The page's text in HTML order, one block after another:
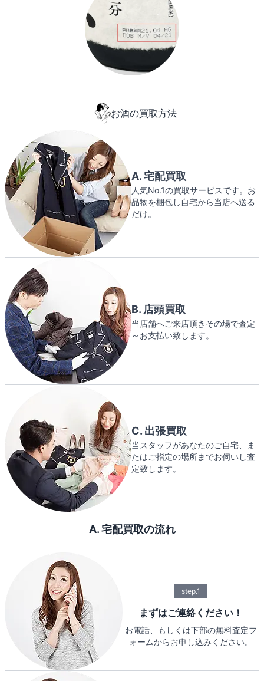
お酒の買取方法
A. 宅配買取
人気No.1の買取サービスです。お
品物を梱包し自宅から当店へ送る
だけ。
B. 店頭買取
当店舗へご来店頂きその場で査定
～お支払い致します。
C. 出張買取
当スタッフがあなたのご自宅、ま
たはご指定の場所までお伺いし査
定致します。
A. 宅配買取の流れ
step.1
まずはご連絡ください！
お電話、もしくは下部の無料査定フ
ォームからお申し込みください。